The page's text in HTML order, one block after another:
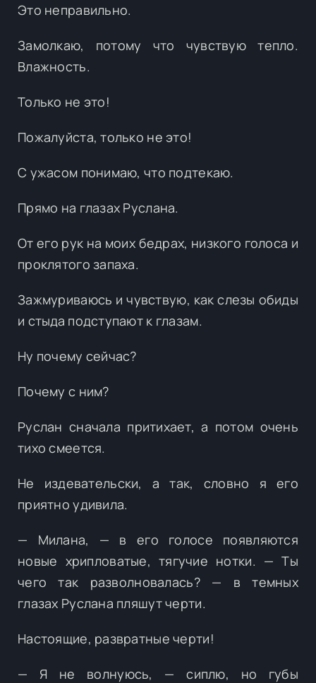
Это неправильно.
Замолкаю, потому что чувствую тепло.
Влажность.
Только не это!
Пожалуйста, только не это!
С ужасом понимаю, что подтекаю.
Прямо на глазах Руслана.
От его рук на моих бедрах, низкого голоса и
проклятого запаха.
Зажмуриваюсь и чувствую, как слезы обиды
и стыда подступают к глазам.
Ну почему сейчас?
Почему с ним?
Руслан сначала притихает, а потом очень
тихо смеется.
Не издевательски, а так, словно я его
приятно удивила.
— Милана, — в его голосе появляются
новые хрипловатые, тягучие нотки. — Ты
чего так разволновалась? — в темных
глазах Руслана пляшут черти.
Настоящие, развратные черти!
— Я не волнуюсь, — сиплю, но губы